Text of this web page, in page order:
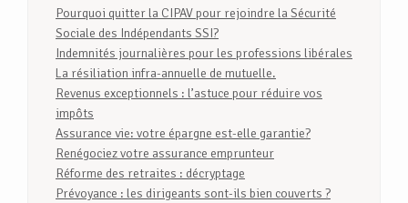
Pourquoi quitter la CIPAV pour rejoindre la Sécurité
Sociale des Indépendants SSI?
Indemnités journalières pour les professions libérales
La résiliation infra-annuelle de mutuelle.
Revenus exceptionnels : l’astuce pour réduire vos
impôts
Assurance vie: votre épargne est-elle garantie?
Renégociez votre assurance emprunteur
Réforme des retraites : décryptage
Prévoyance : les dirigeants sont-ils bien couverts ?